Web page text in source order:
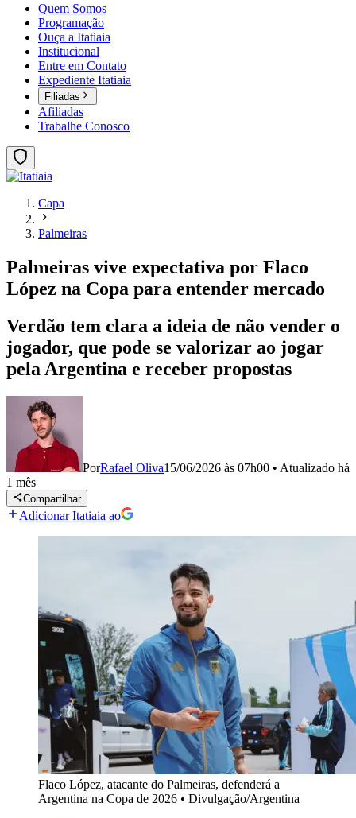
Quem Somos
Programação
Ouça a Itatiaia
Institucional
Entre em Contato
Expediente Itatiaia
Filiadas
Afiliadas
Trabalhe Conosco
Capa
Palmeiras
Palmeiras vive expectativa por Flaco
López na Copa para entender mercado
Verdão tem clara a ideia de não vender o
jogador, que pode se valorizar ao jogar
pela Argentina e receber propostas
PorRafael Oliva15/06/2026 às 07h00 • Atualizado há
1 mês
Compartilhar
Adicionar Itatiaia ao
Flaco López, atacante do Palmeiras, defenderá a
Argentina na Copa de 2026 • Divulgação/Argentina